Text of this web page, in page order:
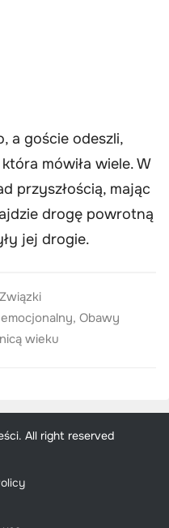
a goście odeszli,
mówiła wiele. W
przyszłością, mając
drogę powrotną
jej drogie.
Związki
, Obawy
wieku
All right reserved